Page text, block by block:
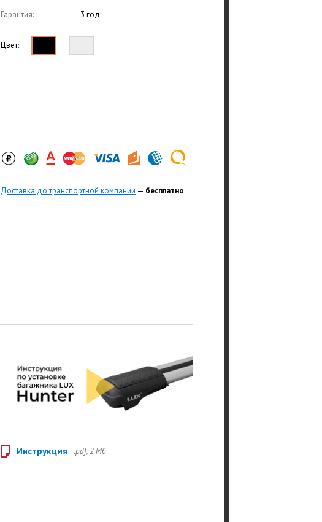
Гарантия: 3 год
Цвет:
Доставка до транспортной компании — бесплатно
Инструкция .pdf, 2 Мб